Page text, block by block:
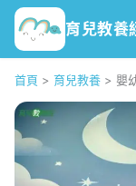
育兒教養
首頁 > 育兒教養 > 嬰